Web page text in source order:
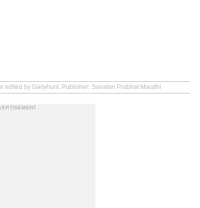
edited by Dailyhunt. Publisher: Sanatan Prabhat Marathi